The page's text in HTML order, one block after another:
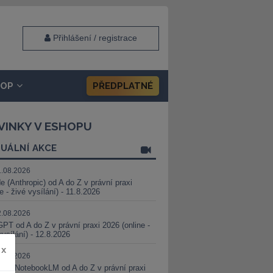
Přihlášení / registrace
PŘEDPLATNÉ
V ESHOPU
AKCE
(Anthropic) od A do Z v právní praxi
- živé vysílání) - 11.8.2026
od A do Z v právní praxi 2026 (online -
- 12.8.2026
a NotebookLM od A do Z v právní praxi
x